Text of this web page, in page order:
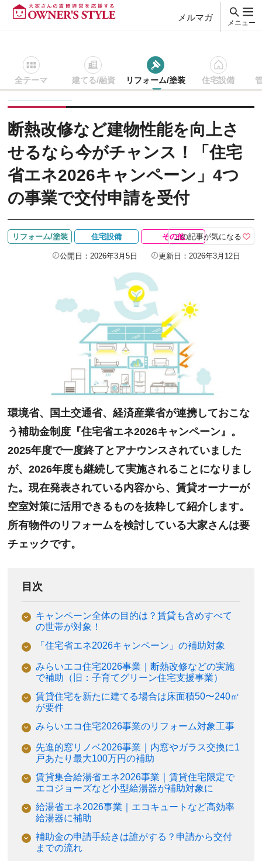
メルマガ
メニュー
全テーマ 建てる/融資 リフォーム/塗装 住宅設備
賃貸経営ＴＯＰ リフォーム/塗装 記事を読む 断熱改修など
断熱改修など建物性能を向上さ
せるなら今がチャンス！「住宅
省エネ2026キャンペーン」4つ
の事業で交付申請を受付
リフォーム/塗装 住宅設備 その他この記事が気になる
公開日：2026年3月5日 更新日：2026年3月12日
環境省、国土交通省、経済産業省が連携しておこな
う補助金制度『住宅省エネ2026キャンペーン』。
2025年度で一度終了とアナウンスされていました
が、2026年度も継続して実施されることになりまし
た。現在発表されている内容から、賃貸オーナーが
空室対策に活用できるものを抜粋して紹介します。
所有物件のリフォームを検討している大家さんは要
チェックです。
目次
キャンペーン全体の目的は？賃貸も含めすべて
の世帯が対象！
「住宅省エネ2026キャンペーン」の補助対象
みらいエコ住宅2026事業｜断熱改修などの実施
で補助（旧：子育てグリーン住宅支援事業）
賃貸住宅を新たに建てる場合は床面積50〜240㎡
が要件
みらいエコ住宅2026事業のリフォーム対象工事
先進的窓リノベ2026事業｜内窓やガラス交換に1
戸あたり最大100万円の補助
賃貸集合給湯省エネ2026事業｜賃貸住宅限定で
エコジョーズなど小型給湯器が補助対象に
給湯省エネ2026事業｜エコキュートなど高効率
給湯器に補助
補助金の申請手続きは誰がする？申請から交付
までの流れ